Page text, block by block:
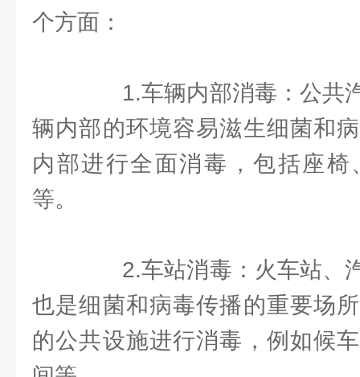
个方面：
1.车辆内部消毒：公共
辆内部的环境容易滋生细菌和
内部进行全面消毒，包括座
等。
2.车站消毒：火车站、
也是细菌和病毒传播的重要场
的公共设施进行消毒，例如候